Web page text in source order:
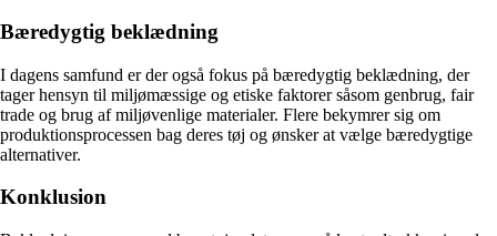
Bæredygtig beklædning
I dagens samfund er der også fokus på bæredygtig beklædning, der
tager hensyn til miljømæssige og etiske faktorer såsom genbrug, fair
trade og brug af miljøvenlige materialer. Flere bekymrer sig om
produktionsprocessen bag deres tøj og ønsker at vælge bæredygtige
alternativer.
Konklusion